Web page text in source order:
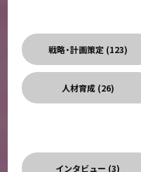
戦略・計画策定 (123)
人材育成 (26)
インタビュー (3)